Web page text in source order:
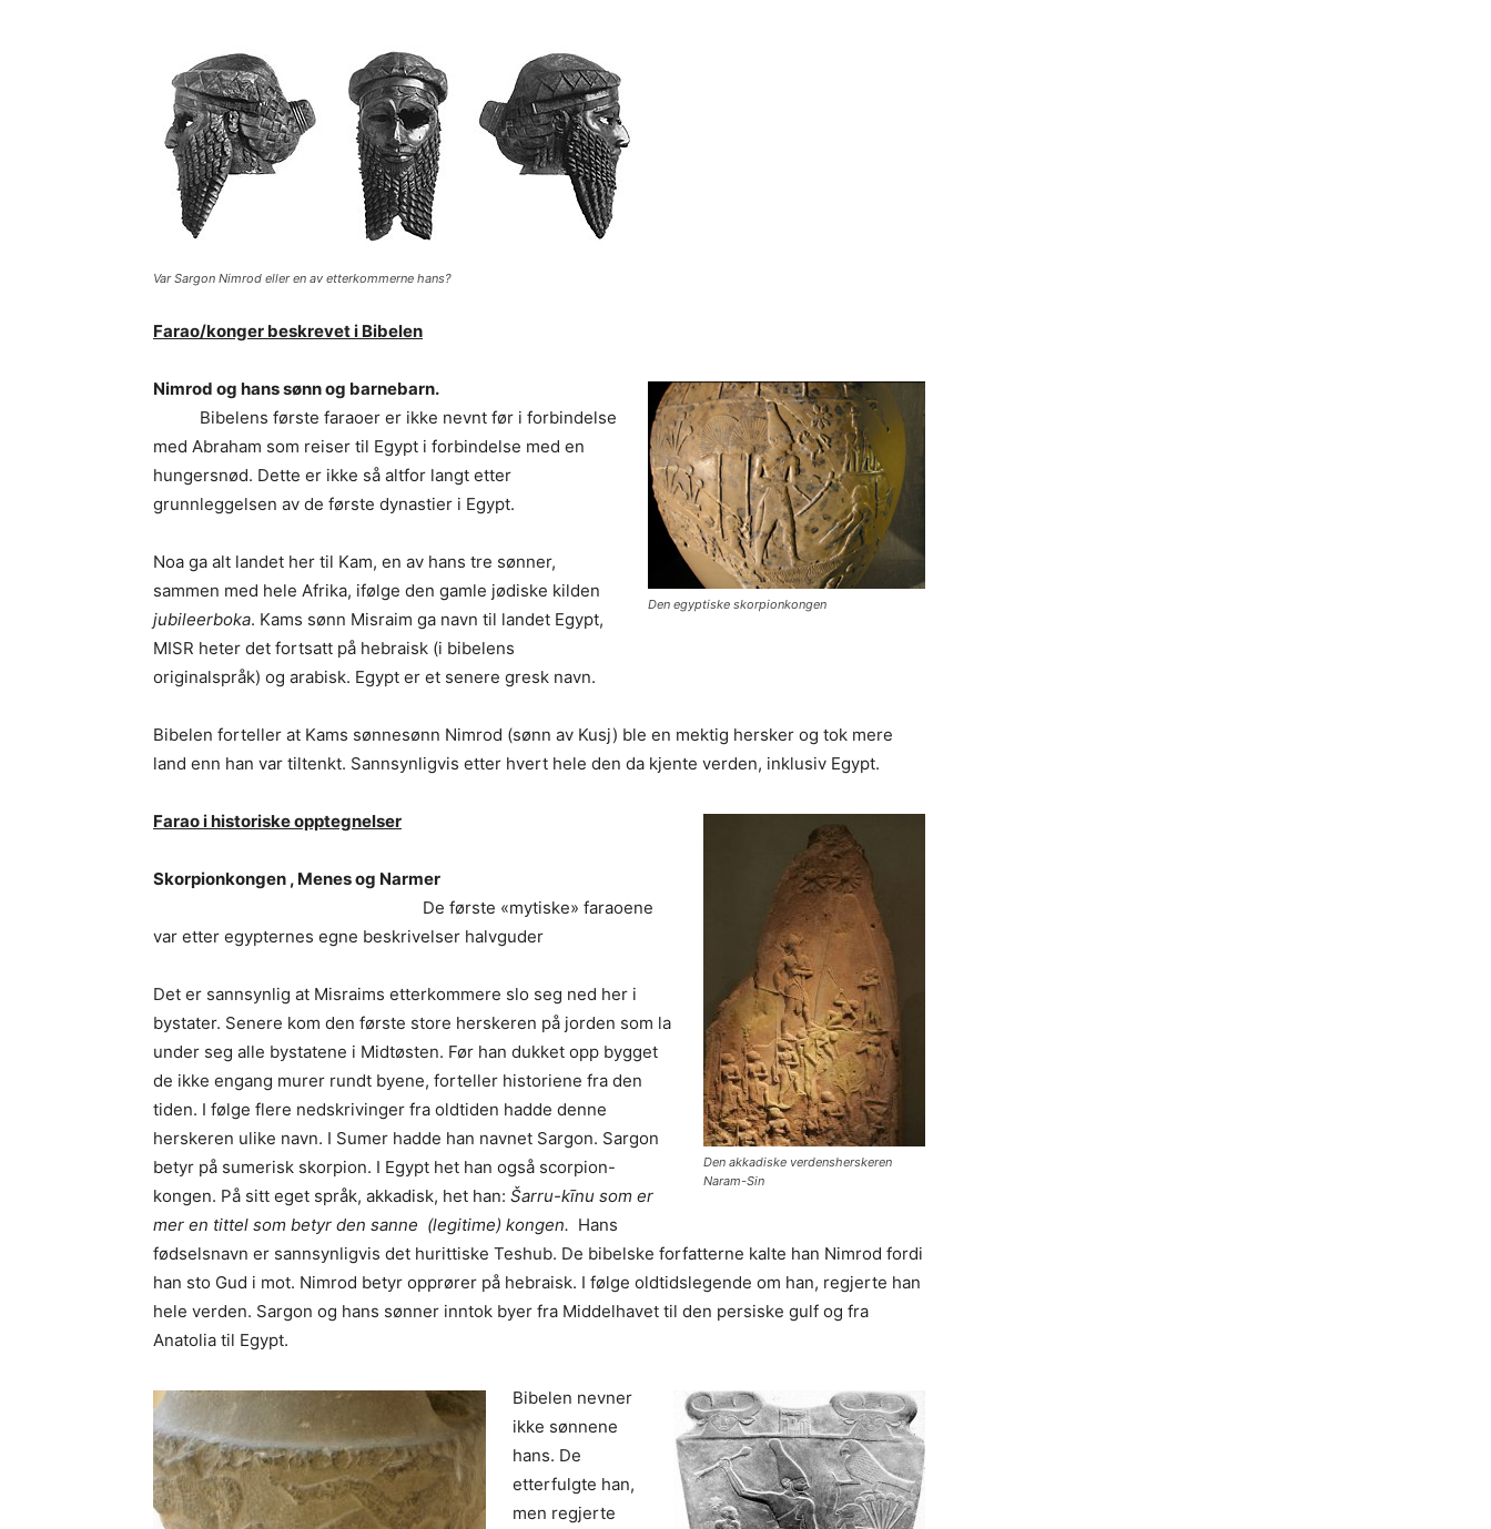
Var Sargon Nimrod eller en av etterkommerne hans?
Farao/konger beskrevet i Bibelen
Den egyptiske skorpionkongen
Nimrod og hans sønn og barnebarn.
Bibelens første faraoer er ikke nevnt før i forbindelse
med Abraham som reiser til Egypt i forbindelse med en
hungersnød. Dette er ikke så altfor langt etter
grunnleggelsen av de første dynastier i Egypt.
Noa ga alt landet her til Kam, en av hans tre sønner,
sammen med hele Afrika, ifølge den gamle jødiske kilden
jubileerboka. Kams sønn Misraim ga navn til landet Egypt,
MISR heter det fortsatt på hebraisk (i bibelens
originalspråk) og arabisk. Egypt er et senere gresk navn.
Bibelen forteller at Kams sønnesønn Nimrod (sønn av Kusj) ble en mektig hersker og tok mere
land enn han var tiltenkt. Sannsynligvis etter hvert hele den da kjente verden, inklusiv Egypt.
Den akkadiske verdensherskeren
Naram-Sin
Farao i historiske opptegnelser
Skorpionkongen , Menes og Narmer
De første «mytiske» faraoene
var etter egypternes egne beskrivelser halvguder
Det er sannsynlig at Misraims etterkommere slo seg ned her i
bystater. Senere kom den første store herskeren på jorden som la
under seg alle bystatene i Midtøsten. Før han dukket opp bygget
de ikke engang murer rundt byene, forteller historiene fra den
tiden. I følge flere nedskrivinger fra oldtiden hadde denne
herskeren ulike navn. I Sumer hadde han navnet Sargon. Sargon
betyr på sumerisk skorpion. I Egypt het han også scorpion-
kongen. På sitt eget språk, akkadisk, het han: Šarru-kīnu som er
mer en tittel som betyr den sanne (legitime) kongen. Hans
fødselsnavn er sannsynligvis det hurittiske Teshub. De bibelske forfatterne kalte han Nimrod fordi
han sto Gud i mot. Nimrod betyr opprører på hebraisk. I følge oldtidslegende om han, regjerte han
hele verden. Sargon og hans sønner inntok byer fra Middelhavet til den persiske gulf og fra
Anatolia til Egypt.
Bibelen nevner
ikke sønnene
hans. De
etterfulgte han,
men regjerte